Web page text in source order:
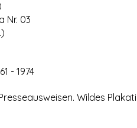
Nr. 03
- 1974
Wildes